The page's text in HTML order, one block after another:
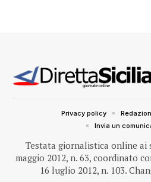
Testata giornalistica online ai
maggio 2012, n. 63, coordinato
16 luglio 2012, n. 103.
Privacy policy
Invia un